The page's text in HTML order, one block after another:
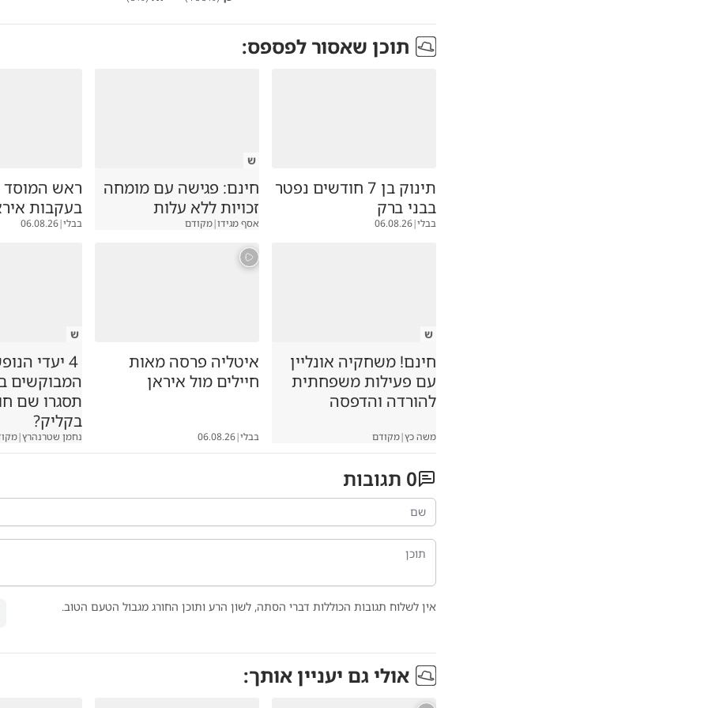
תוכן שאסור לפספס:
תינוק בן 7 חודשים נפטר
בבני ברק
בבלי|
06.08.26
ש
חינם: פגישה עם מומחה
זכויות ללא עלות
אסף מגידו|מקודם
ראש המוסד
בעקבות
בבלי|
06.08.26
ש
חינם! משחקיה אונליין
עם פעילות משפחתית
להורדה והדפסה
משה כץ|מקודם
איטליה פרסה מאות
חיילים מול איראן
בבלי|
06.08.26
ש
4 יעדי
המבוקשים
תסגרו שם
בקליק?
נחמן שטרנהרץ|
0 תגובות
אין לשלוח תגובות הכוללות דברי הסתה, לשון הרע ותוכן החורג מגבול הטעם הטוב.
אולי גם יעניין אותך: